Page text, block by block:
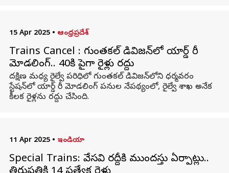
15 Apr 2025 • ఆంధ్రప్రదేశ్
Trains Cancel : గుంతకల్ డివిజన్‌లో యార్డ్ రీ
మోడలింగ్.. 40కి పైగా రైళ్లు రద్దు
దక్షిణ మధ్య రైల్వే పరిధిలో గుంతకల్ డివిజన్‌లోని ధర్మవరం
స్టేషన్‌లో యార్డ్ రీ మోడలింగ్ పనుల నేపథ్యంలో, రైల్వే శాఖ అనేక
కీలక రైళ్లను రద్దు చేసింది.
11 Apr 2025 • ఇండియా
Special Trains: వేసవి రద్దీకి ముందస్తు ఏర్పాట్లు..